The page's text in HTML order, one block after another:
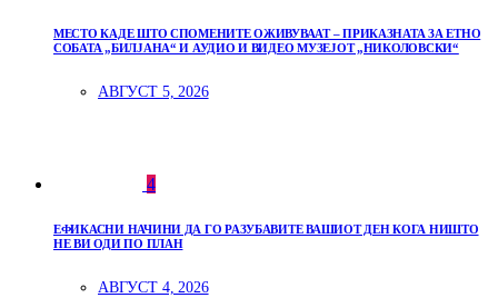
МЕСТО КАДЕ ШТО СПОМЕНИТЕ ОЖИВУВААТ – ПРИКАЗНАТА ЗА ЕТНО
СОБАТА „БИЛЈАНА“ И АУДИО И ВИДЕО МУЗЕЈОТ „НИКОЛОВСКИ“
АВГУСТ 5, 2026
4
ЕФИКАСНИ НАЧИНИ ДА ГО РАЗУБАВИТЕ ВАШИОТ ДЕН КОГА НИШТО
НЕ ВИ ОДИ ПО ПЛАН
АВГУСТ 4, 2026